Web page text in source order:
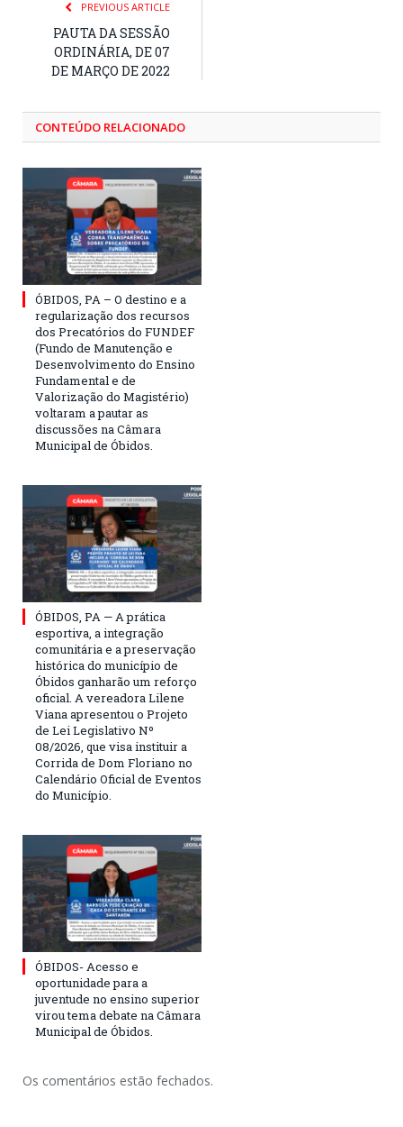
PREVIOUS ARTICLE
PAUTA DA SESSÃO
ORDINÁRIA, DE 07
DE MARÇO DE 2022
CONTEÚDO RELACIONADO
ÓBIDOS, PA – O destino e a
regularização dos recursos
dos Precatórios do FUNDEF
(Fundo de Manutenção e
Desenvolvimento do Ensino
Fundamental e de
Valorização do Magistério)
voltaram a pautar as
discussões na Câmara
Municipal de Óbidos.
ÓBIDOS, PA — A prática
esportiva, a integração
comunitária e a preservação
histórica do município de
Óbidos ganharão um reforço
oficial. A vereadora Lilene
Viana apresentou o Projeto
de Lei Legislativo Nº
08/2026, que visa instituir a
Corrida de Dom Floriano no
Calendário Oficial de Eventos
do Município.
ÓBIDOS- Acesso e
oportunidade para a
juventude no ensino superior
virou tema debate na Câmara
Municipal de Óbidos.
Os comentários estão fechados.